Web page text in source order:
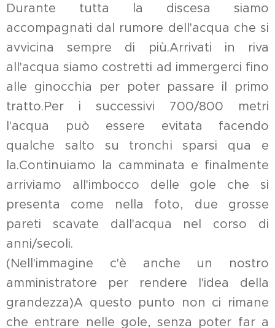
Durante tutta la discesa siamo
accompagnati dal rumore dell'acqua che si
avvicina sempre di più.Arrivati in riva
all'acqua siamo costretti ad immergerci fino
alle ginocchia per poter passare il primo
tratto.Per i successivi 700/800 metri
l'acqua può essere evitata facendo
qualche salto su tronchi sparsi qua e
la.Continuiamo la camminata e finalmente
arriviamo all'imbocco delle gole che si
presenta come nella foto, due grosse
pareti scavate dall'acqua nel corso di
anni/secoli.
(Nell'immagine c'è anche un nostro
amministratore per rendere l'idea della
grandezza)A questo punto non ci rimane
che entrare nelle gole, senza poter far a